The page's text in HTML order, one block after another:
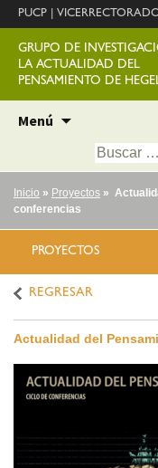
PUCP
GRUPO DE
LA ACTUALIDAD DEL
PENSAMIENTO DE
Menú
contenido
Buscar:
Inicio » Proyectos »
conferencias
PROYECTOS
REGRESAR
Actualidad del